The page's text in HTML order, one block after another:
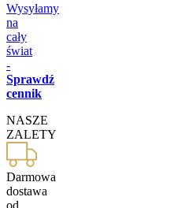
Wysyłamy
na
cały
świat
-
Sprawdź
cennik
NASZE
ZALETY
Darmowa
dostawa
od